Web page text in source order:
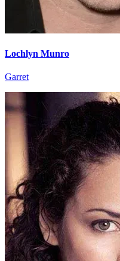
Lochlyn Munro
Garret